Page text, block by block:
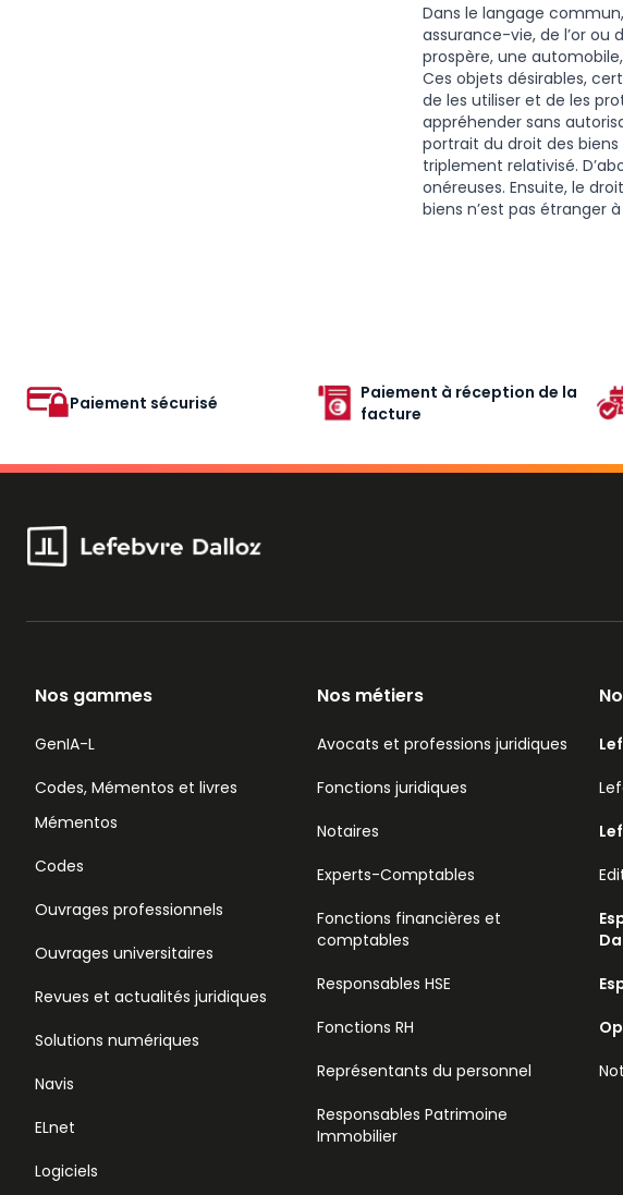
Dans le langage
assurance-vie, de l’or ou
prospère, une
Ces objets désirables,
de les utiliser et de les
appréhender sans
portrait du droit des
triplement relativisé.
onéreuses. Ensuite, le
biens n’est pas étranger
Paiement sécurisé
Paiement à réception de la
facture
Nos gammes
GenIA-L
Codes, Mémentos et livres
Mémentos
Codes
Ouvrages professionnels
Ouvrages universitaires
Revues et actualités juridiques
Solutions numériques
Navis
ELnet
Logiciels
Nos métiers
Avocats et professions juridiques
Fonctions juridiques
Notaires
Experts-Comptables
Fonctions financières et
comptables
Responsables HSE
Fonctions RH
Représentants du personnel
Responsables Patrimoine
Immobilier